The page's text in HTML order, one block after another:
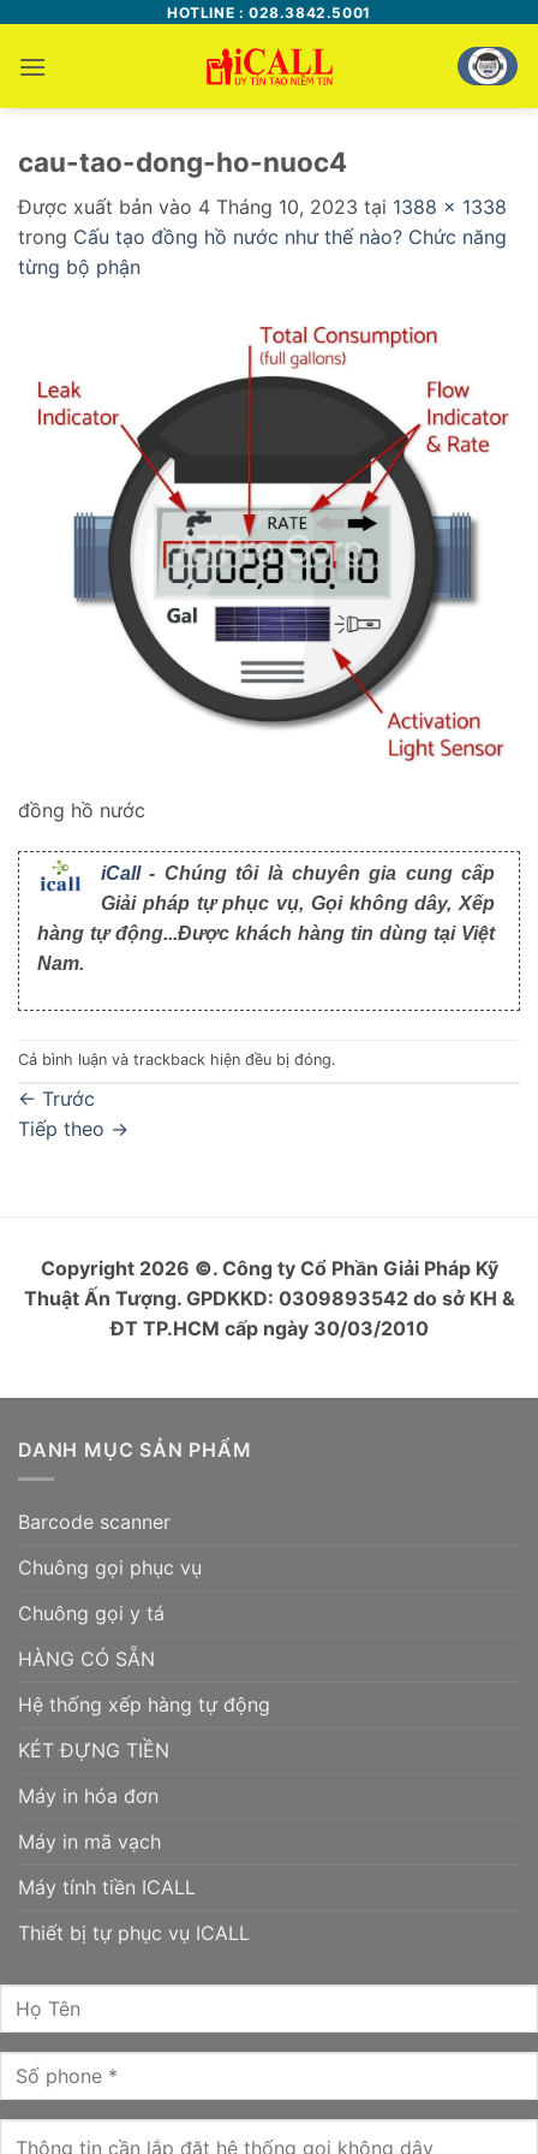
nội
dung
HOTLINE : 028.3842.5001
cau-tao-dong-ho-nuoc4
Được xuất bản vào 4 Tháng 10, 2023 tại 1388 × 1338
trong Cấu tạo đồng hồ nước như thế nào? Chức năng
từng bộ phận
đồng hồ nước
iCall- Chúng tôi là chuyên gia cung cấp
Giải pháp tự phục vụ, Gọi không dây, Xếp
hàng tự động...Được khách hàng tin dùng tại Việt
Nam.
Cả bình luận và trackback hiện đều bị đóng.
← Trước
Tiếp theo →
Copyright 2026 ©. Công ty Cổ Phần Giải Pháp Kỹ
Thuật Ấn Tượng. GPDKKD: 0309893542 do sở KH &
ĐT TP.HCM cấp ngày 30/03/2010
DANH MỤC SẢN PHẨM
Barcode scanner
Chuông gọi phục vụ
Chuông gọi y tá
HÀNG CÓ SẴN
Hệ thống xếp hàng tự động
KÉT ĐỰNG TIỀN
Máy in hóa đơn
Máy in mã vạch
Máy tính tiền ICALL
Thiết bị tự phục vụ ICALL